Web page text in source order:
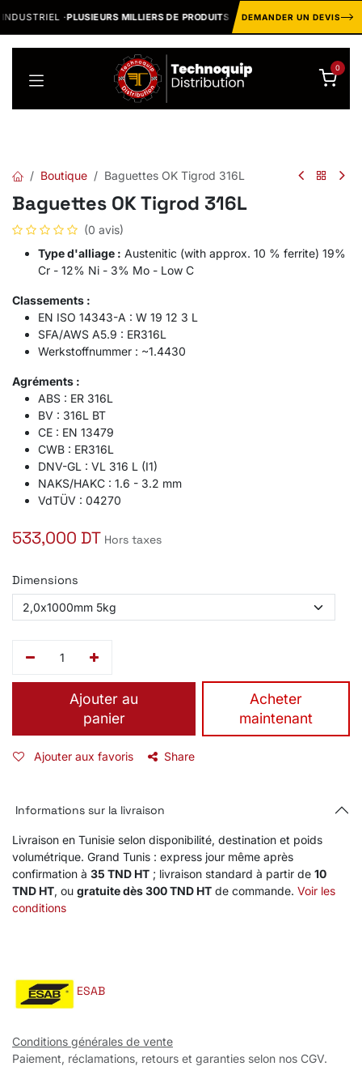
·PLUSIEURS MILLIERS DE PRODUITS ET VARIANTESDEMANDER UN DEVIS
0
Boutique Baguettes OK Tigrod 316L
Baguettes OK Tigrod 316L
(0 avis)
Type d'alliage : Austenitic (with approx. 10 % ferrite) 19%
Cr - 12% Ni - 3% Mo - Low C
Classements :
EN ISO 14343-A : W 19 12 3 L
SFA/AWS A5.9 : ER316L
Werkstoffnummer : ~1.4430
Agréments :
ABS : ER 316L
BV : 316L BT
CE : EN 13479
CWB : ER316L
DNV-GL : VL 316 L (I1)
NAKS/HAKC : 1.6 - 3.2 mm
VdTÜV : 04270
533,000 DT Hors taxes
Dimensions
Ajouter au
panier
​Acheter
maintenant
Ajouter aux favoris Share
Informations sur la livraison
Livraison en Tunisie selon disponibilité, destination et poids
volumétrique. Grand Tunis : express jour même après
confirmation à 35 TND HT ; livraison standard à partir de 10
TND HT, ou gratuite dès 300 TND HT de commande. Voir les
conditions
ESAB
Conditions générales de vente
Paiement, réclamations, retours et garanties selon nos CGV.